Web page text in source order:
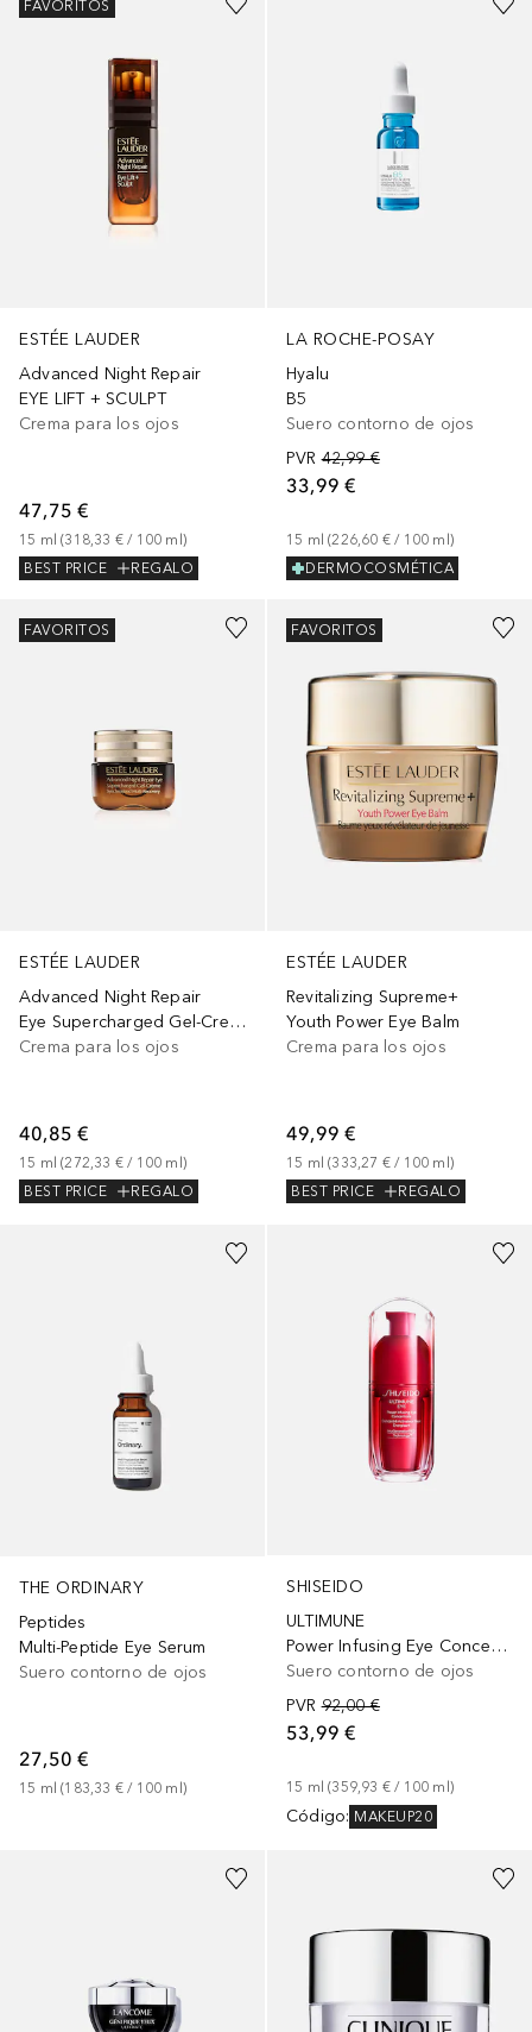
ESTÉE LAUDER
Advanced Night Repair
EYE LIFT + SCULPT
Crema para los ojos
47,75 €
15 ml (318,33 € / 100 ml)
BEST PRICE
REGALO
FAVORITOS
LA ROCHE-POSAY
Hyalu
B5
Suero contorno de ojos
PVR 42,99 €
33,99 €
15 ml (226,60 € / 100 ml)
DERMOCOSMÉTICA
ESTÉE LAUDER
Advanced Night Repair
Eye Supercharged Gel-Creme
Crema para los ojos
40,85 €
15 ml (272,33 € / 100 ml)
BEST PRICE
REGALO
FAVORITOS
ESTÉE LAUDER
Revitalizing Supreme+
Youth Power Eye Balm
Crema para los ojos
49,99 €
15 ml (333,27 € / 100 ml)
BEST PRICE
REGALO
FAVORITOS
THE ORDINARY
Peptides
Multi-Peptide Eye Serum
Suero contorno de ojos
27,50 €
15 ml (183,33 € / 100 ml)
SHISEIDO
ULTIMUNE
Power Infusing Eye Concentrate
Suero contorno de ojos
PVR 92,00 €
53,99 €
15 ml (359,93 € / 100 ml )
Código: MAKEUP20